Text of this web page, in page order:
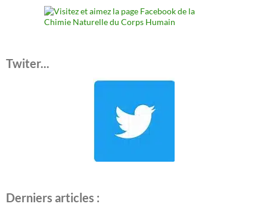
Twiter...
Derniers articles :